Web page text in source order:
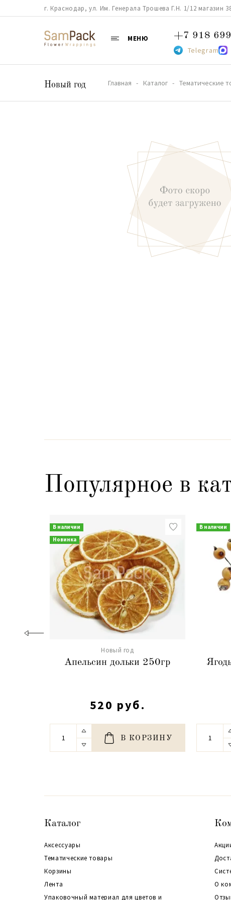
г. Краснодар, ул. Им. Генерала Трошева Г.Н. 1/12 магазин
МЕНЮ +7 918
Telegram
Новый год Главная Каталог Тематические
Популярное в
В наличии
Новинка
Новый год
Апельсин дольки 250гр
520 руб.
В КОРЗИНУ
В наличии
Каталог
Аксессуары
Тематические товары
Корзины
Лента
Упаковочный материал для цветов и
О